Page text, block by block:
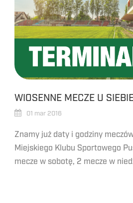
WIOSENNE MECZE U
01 mar 2016
Znamy już daty i godziny
Miejskiego Klubu Sportowego
mecze w sobotę, 2 mecze w